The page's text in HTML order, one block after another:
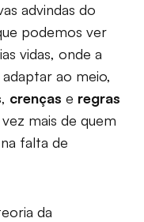
advindas do
podemos ver
vidas, onde a
ao meio,
, crenças e regras
mais de quem
falta de
da